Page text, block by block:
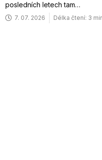
posledních letech tam…
7. 07. 2026 Délka čtení: 3